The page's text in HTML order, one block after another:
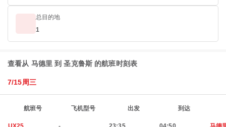
总目的地
1
查看从 马德里 到 圣克鲁斯 的航班时刻表
7/15周三
航班号 飞机型号 出发 到达